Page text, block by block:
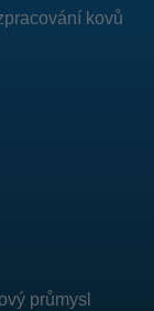
průmysl
kovů